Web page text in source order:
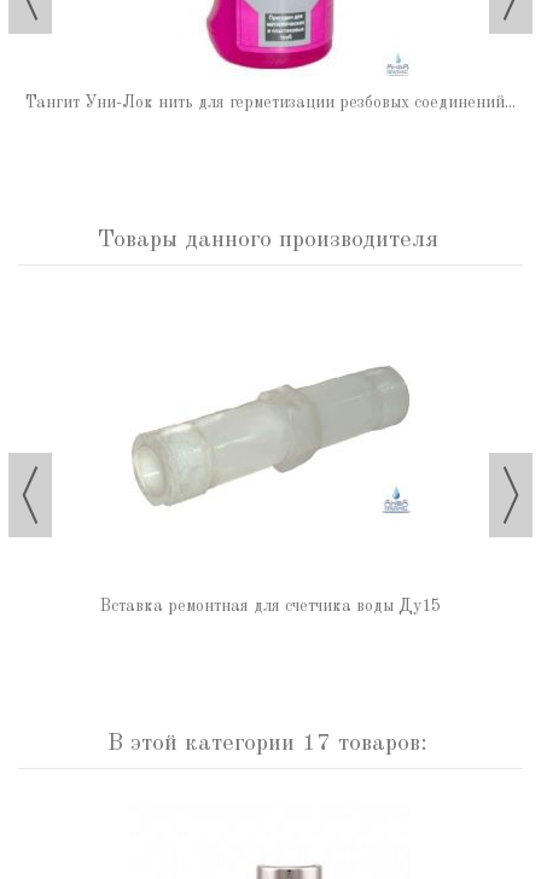
Тангит Уни-Лок нить для герметизации резбовых соединений...
Товары данного производителя
Вставка ремонтная для счетчика воды Ду15
В этой категории 17 товаров: